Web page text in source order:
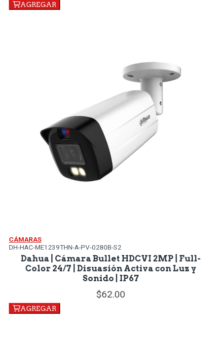
AGREGAR
CÁMARAS
DH-HAC-ME1239THN-A-PV-0280B-S2
Dahua | Cámara Bullet HDCVI 2MP | Full-
Color 24/7 | Disuasión Activa con Luz y
Sonido | IP67
62.00
AGREGAR